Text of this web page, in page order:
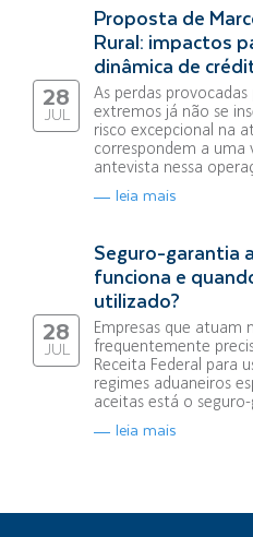
28
JUL
Proposta de
Rural: impactos
dinâmica de
As perdas
extremos já não se
risco excepcional na
correspondem a uma
antevista nessa
leia mais
28
JUL
Seguro-garantia
funciona e
utilizado?
Empresas que
frequentemente
Receita Federal para
regimes aduaneiros
aceitas está o
leia mais